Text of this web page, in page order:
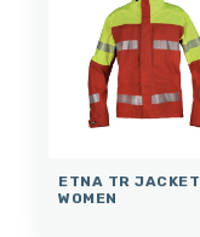
ETNA TR JACKET
WOMEN